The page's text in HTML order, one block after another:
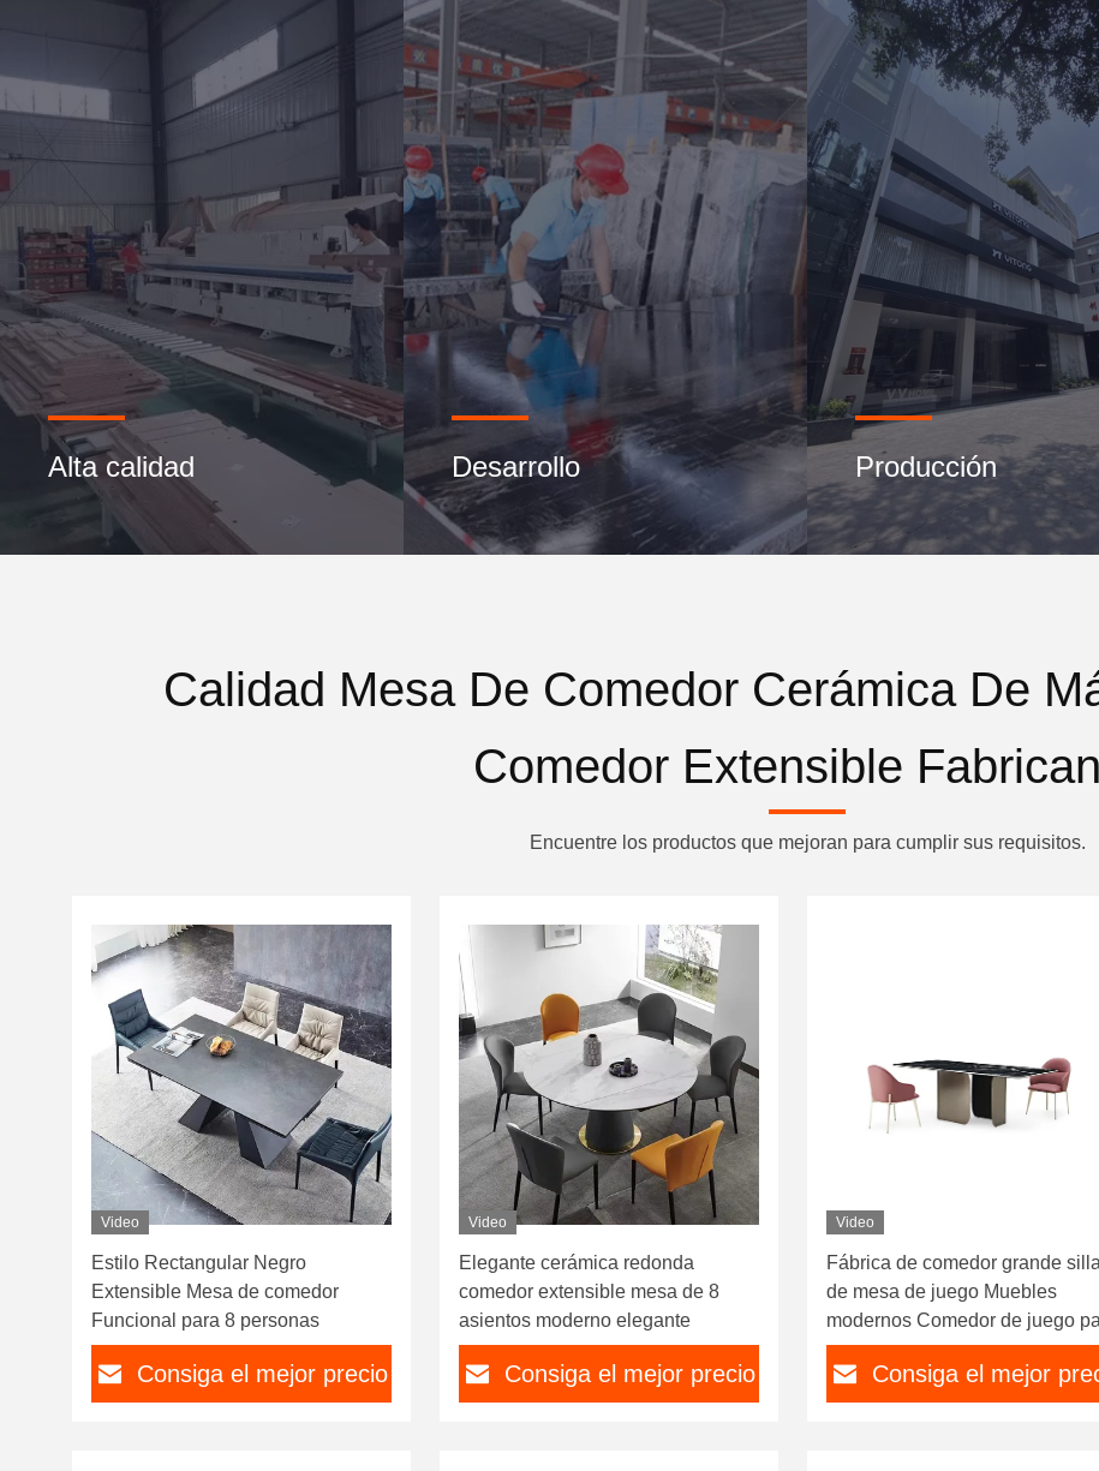
Alta calidad Desarrollo Producción
Calidad Mesa De Comedor Cerámica De
Comedor Extensible
Encuentre los productos que mejoran para cumplir sus requisitos.
Video
Estilo Rectangular Negro
Extensible Mesa de comedor
Funcional para 8 personas
Consiga el mejor precio
Video
Elegante cerámica redonda
comedor extensible mesa de 8
asientos moderno elegante
Consiga el mejor precio
Video
Fábrica de comedor grande silla
de mesa de juego Muebles
modernos Comedor de juego
12 personas
Consiga el mejor